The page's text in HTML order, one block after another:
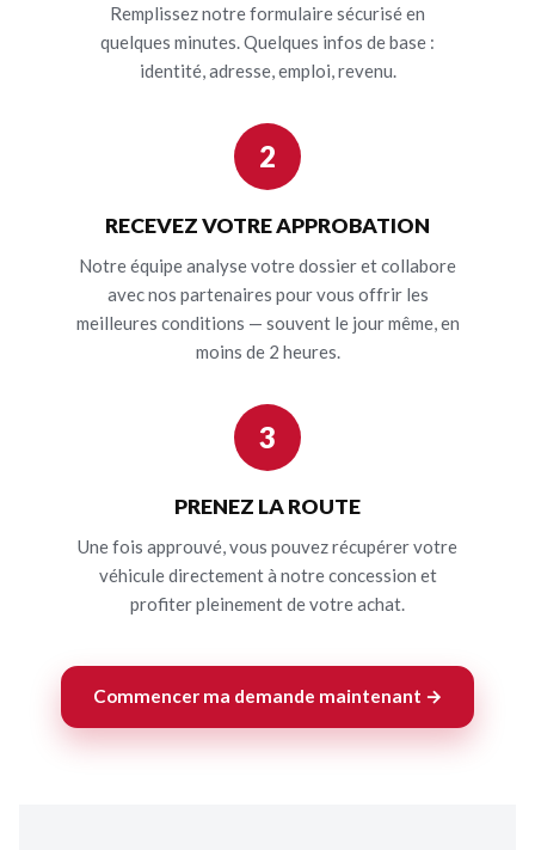
Remplissez notre formulaire sécurisé en
quelques minutes. Quelques infos de base :
identité, adresse, emploi, revenu.
2
RECEVEZ VOTRE APPROBATION
Notre équipe analyse votre dossier et collabore
avec nos partenaires pour vous offrir les
meilleures conditions — souvent le jour même, en
moins de 2 heures.
3
PRENEZ LA ROUTE
Une fois approuvé, vous pouvez récupérer votre
véhicule directement à notre concession et
profiter pleinement de votre achat.
Commencer ma demande maintenant →